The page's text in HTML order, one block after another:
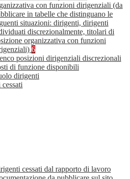
con funzioni dirigenziali (da
in tabelle che distinguano le
situazioni: dirigenti, dirigenti
discrezionalmente, titolari di
organizzativa con funzioni
6
posizioni dirigenziali discrezionali
di funzione disponibili
dirigenti
cessati dal rapporto di lavoro